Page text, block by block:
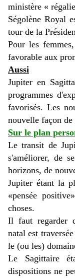
ministère «
Ségolène Royal
tour de la
Pour les
favorable aux
Aussi
Jupiter en
programmes
favorisés. Les
nouvelle façon
Sur le plan
Le transit de
s'améliorer, de
horizons, de
Jupiter étant la
«pensée
choses.
Il faut regarder
natal est
le (ou les)
Le Sagittaire
dispositions ne